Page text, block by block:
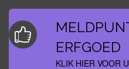
ERFGOED
KLIK HIER VOOR